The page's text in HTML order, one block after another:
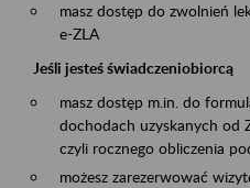
masz dostęp do zwolnień
e-ZLA
Jeśli jesteś świadczeniobiorcą
masz dostęp m.in. do
dochodach uzyskanych od
czyli rocznego obliczenia
możesz zarezerwować